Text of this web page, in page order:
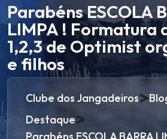
Parabéns ESCOLA
LIMPA ! Formatura
1,2,3 de Optimist
e filhos
Clube dos Jangadeiros>
Destaque>